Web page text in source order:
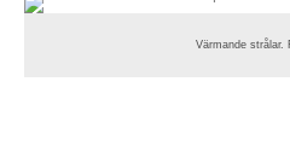
Värmande strålar.